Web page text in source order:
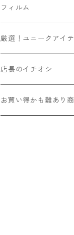
その他舶来
その他国産
CONTAX
京セラ
国産その他
舶来その他
ZEISSIKON
ZENZA BRONICA
Kowa
国産その他
M42マウント
Y/Cマウント
L39マウント
Mマウント
6x7
6x9
4x4
6x12
OMマウント
Kマウント
M42マウント
Y/Cマウント
マウントアダプター
ビューファインダー/
フィルター
露出計
マウントアダプター
ソニーEマウントボディ用
富士フィルムXマウント
ハンドメイド
フィルム
135フィルム
カラー
リバーサル
120フィルム
インスタントフィルム
厳選！ユニークアイ
店長のイチオシ
お買い得かも難あり